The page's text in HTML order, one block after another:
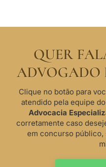
QUER
ADVOGADO
Clique no botão para
atendido pela equipe
Advocacia
corretamente caso
em concurso